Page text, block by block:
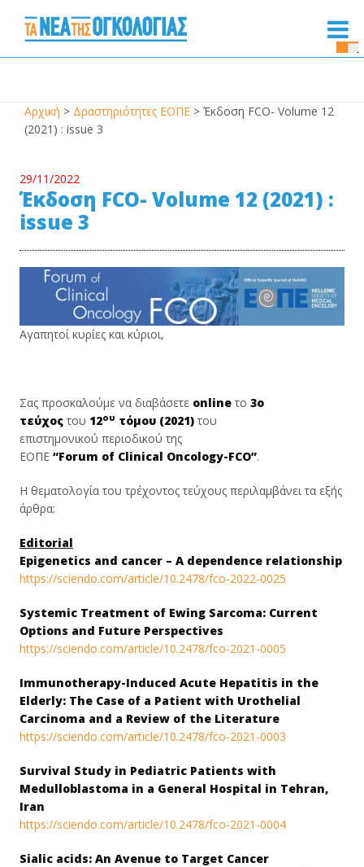
Αρχική > Δραστηριότητες ΕΟΠΕ > Έκδοση FCO- Volume 12
(2021) : issue 3
29/11/2022
Έκδοση FCO- Volume 12 (2021) :
issue 3
Αγαπητοί κυρίες και κύριοι,
Σας προσκαλούμε να διαβάσετε online το 3o
τεύχος του 12ου τόμου (2021) του
επιστημονικού περιοδικού της
ΕΟΠΕ “Forum of Clinical Oncology-FCO”.
Η θεματολογία του τρέχοντος τεύχους περιλαμβάνει τα εξής
άρθρα:
Editorial
Epigenetics and cancer – A dependence relationship
https://sciendo.com/article/10.2478/fco-2022-0025
Systemic Treatment of Ewing Sarcoma: Current
Options and Future Perspectives
https://sciendo.com/article/10.2478/fco-2021-0005
Immunotherapy-Induced Acute Hepatitis in the
Elderly: The Case of a Patient with Urothelial
Carcinoma and a Review of the Literature
https://sciendo.com/article/10.2478/fco-2021-0003
Survival Study in Pediatric Patients with
Medulloblastoma in a General Hospital in Tehran,
Iran
https://sciendo.com/article/10.2478/fco-2021-0004
Sialic acids: An Avenue to Target Cancer